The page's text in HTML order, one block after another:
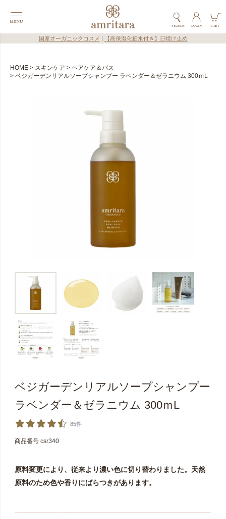
国産オーガニックコスメ 【高保湿化粧水付き】日焼け止め
HOME スキンケア
ヘアケア＆バス
ベジガーデンリアルソープシャンプー ラベンダー＆ゼラニウム 300ｍL
ベジガーデンリアルソープシャンプー
ラベンダー＆ゼラニウム 300ｍL
85件
商品番号 csr340
原料変更により、従来より濃い色に切り替わりました。天然
原料のため色や香りにばらつきがあります。